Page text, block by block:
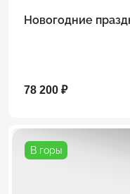
Новогодние
78 200 ₽
В горы